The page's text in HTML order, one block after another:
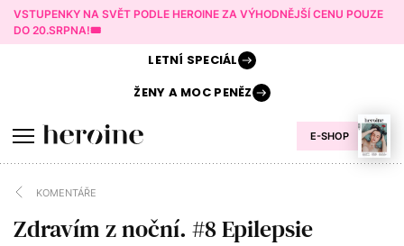
VSTUPENKY NA SVĚT PODLE HEROINE ZA VÝHODNĚJŠÍ CENU POUZE
DO 20.SRPNA!🎟️
E-SHOP
LETNÍ SPECIÁL
ŽENY AMOC PENĚZ
KOMENTÁŘE
Zdravím z noční. #8 Epilepsie